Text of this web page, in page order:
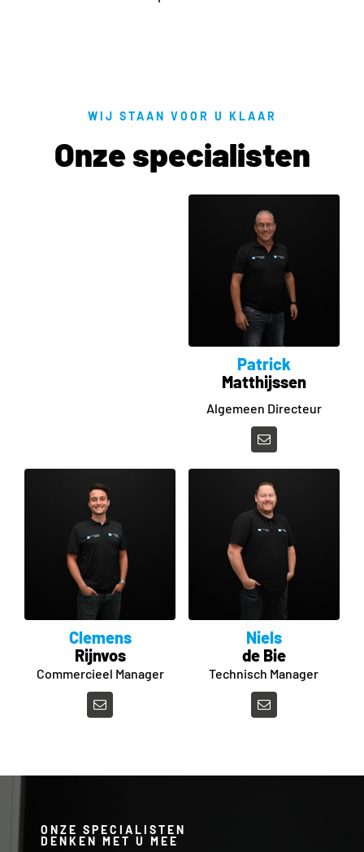
WIJ STAAN VOOR U KLAAR
Onze specialisten
Patrick
Matthijssen
Algemeen Directeur
Clemens
Rijnvos
Commercieel Manager
Niels
de Bie
Technisch Manager
ONZE SPECIALISTEN
DENKEN MET U MEE